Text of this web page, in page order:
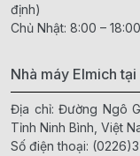
định)
Chủ Nhật: 8:00 –
Nhà máy Elmich
Địa chỉ: Đường Ngô
Tỉnh Ninh Bình, Việt
Số điện thoại: